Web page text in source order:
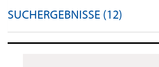
SUCHERGEBNISSE (12)